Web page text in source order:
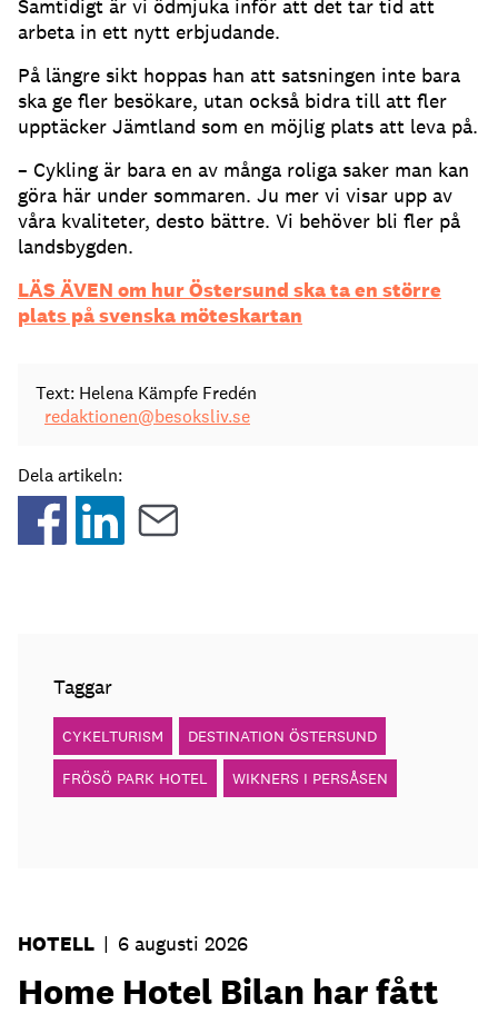
Samtidigt är vi ödmjuka inför att det tar tid att
arbeta in ett nytt erbjudande.
På längre sikt hoppas han att satsningen inte bara
ska ge fler besökare, utan också bidra till att fler
upptäcker Jämtland som en möjlig plats att leva på.
– Cykling är bara en av många roliga saker man kan
göra här under sommaren. Ju mer vi visar upp av
våra kvaliteter, desto bättre. Vi behöver bli fler på
landsbygden.
LÄS ÄVEN om hur Östersund ska ta en större
plats på svenska möteskartan
Text: Helena Kämpfe Fredén
redaktionen@besoksliv.se
Dela artikeln:
Taggar
CYKELTURISM DESTINATION ÖSTERSUND
FRÖSÖ PARK HOTEL WIKNERS I PERSÅSEN
HOTELL | 6 augusti 2026
Home Hotel Bilan har fått